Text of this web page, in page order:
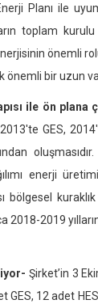
Planı ile
toplam
önemli
bir uzun
ile ön plana
GES,
enerji
2019
Şirket’in 3
GES, 12 adet